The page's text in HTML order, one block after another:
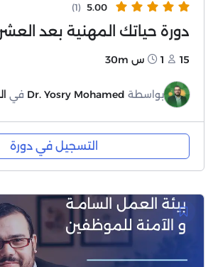
5.00
(1)
دورة حياتك المهنية بعد
15 1س 30m
بواسطة Dr. Yosry Mohamed في
التسجيل في دورة